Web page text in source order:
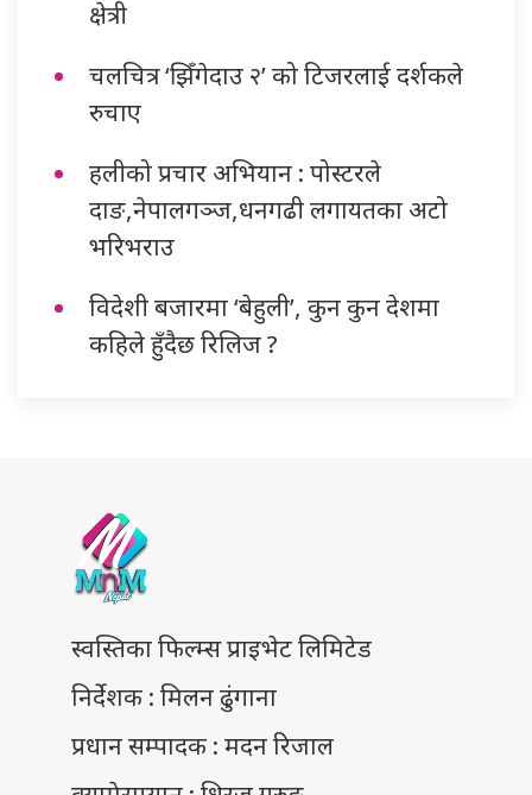
क्षेत्री
चलचित्र ‘झिँगेदाउ २’ को टिजरलाई दर्शकले
रुचाए
हलीको प्रचार अभियान : पोस्टरले
दाङ,नेपालगञ्ज,धनगढी लगायतका अटो
भरिभराउ
विदेशी बजारमा ‘बेहुली’, कुन कुन देशमा
कहिले हुँदैछ रिलिज ?
स्वस्तिका फिल्म्स प्राइभेट लिमिटेड
निर्देशक : मिलन ढुंगाना
प्रधान सम्पादक : मदन रिजाल